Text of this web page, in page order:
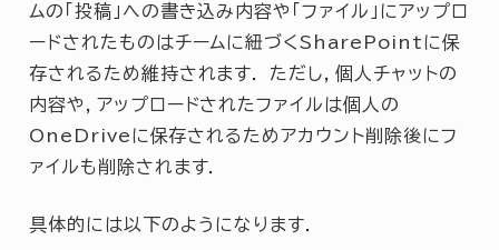
ムの「投稿」への書き込み内容や「ファイル」にアップロ
ードされたものはチームに紐づくSharePointに保
存されるため維持されます． ただし，個人チャットの
内容や，アップロードされたファイルは個人の
OneDriveに保存されるためアカウント削除後にフ
ァイルも削除されます．
具体的には以下のようになります．